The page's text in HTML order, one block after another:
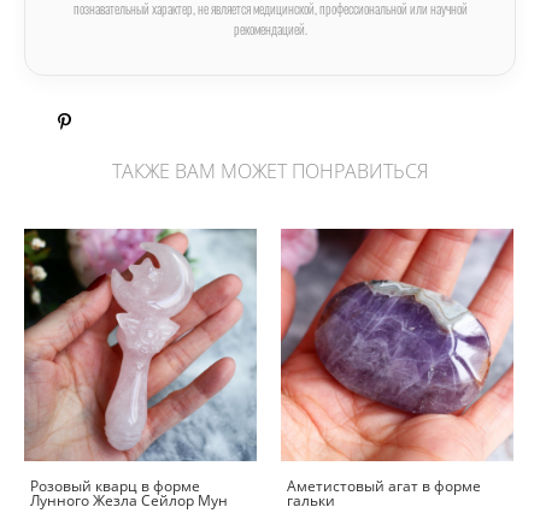
познавательный характер, не является медицинской, профессиональной или научной
рекомендацией.
ТАКЖЕ ВАМ МОЖЕТ ПОНРАВИТЬСЯ
Розовый кварц в форме
Лунного Жезла Сейлор Мун
Аметистовый агат в форме
гальки